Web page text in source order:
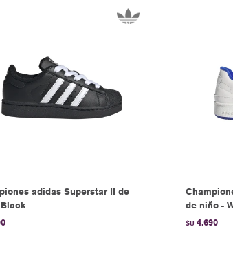
adidas Superstar II de
de niño -
$U 4.690